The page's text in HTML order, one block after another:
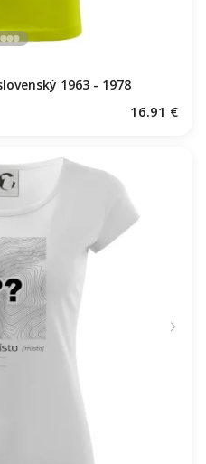
1963 - 1978
16.91 €